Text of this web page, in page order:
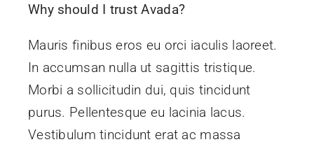
Why should I trust Avada?
Mauris finibus eros eu orci iaculis laoreet.
In accumsan nulla ut sagittis tristique.
Morbi a sollicitudin dui, quis tincidunt
purus. Pellentesque eu lacinia lacus.
Vestibulum tincidunt erat ac massa